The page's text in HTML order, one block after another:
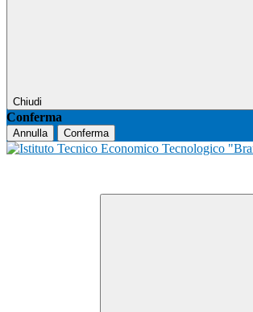
Chiudi
Conferma
Annulla Conferma